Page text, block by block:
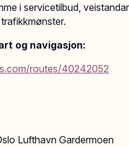
i servicetilbud,
og navigasjon:
routes/40242052
Lufthavn Gardermoen